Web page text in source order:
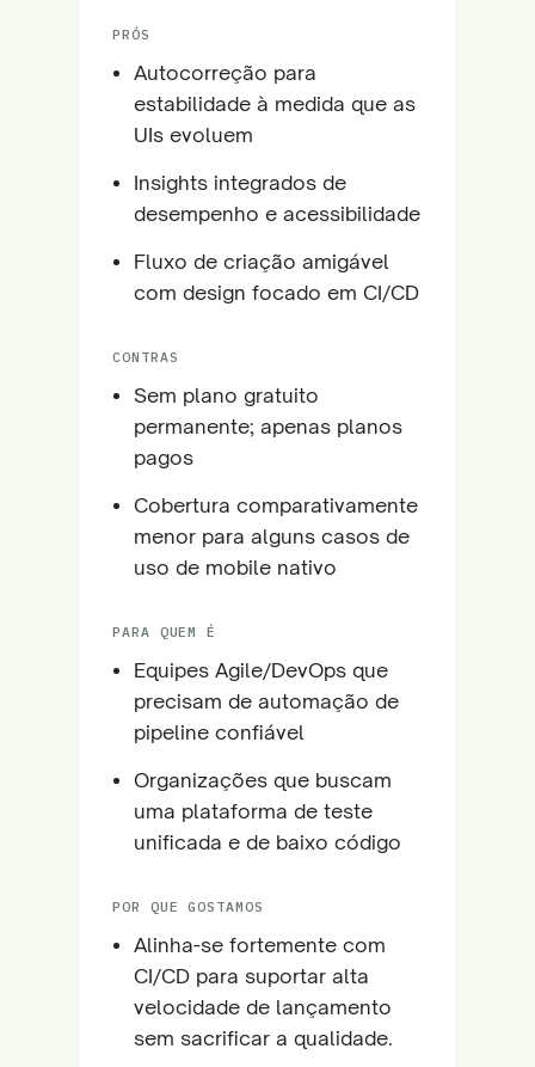
PRÓS
Autocorreção para
estabilidade à medida que as
UIs evoluem
Insights integrados de
desempenho e acessibilidade
Fluxo de criação amigável
com design focado em CI/CD
CONTRAS
Sem plano gratuito
permanente; apenas planos
pagos
Cobertura comparativamente
menor para alguns casos de
uso de mobile nativo
PARA QUEM É
Equipes Agile/DevOps que
precisam de automação de
pipeline confiável
Organizações que buscam
uma plataforma de teste
unificada e de baixo código
POR QUE GOSTAMOS
Alinha-se fortemente com
CI/CD para suportar alta
velocidade de lançamento
sem sacrificar a qualidade.